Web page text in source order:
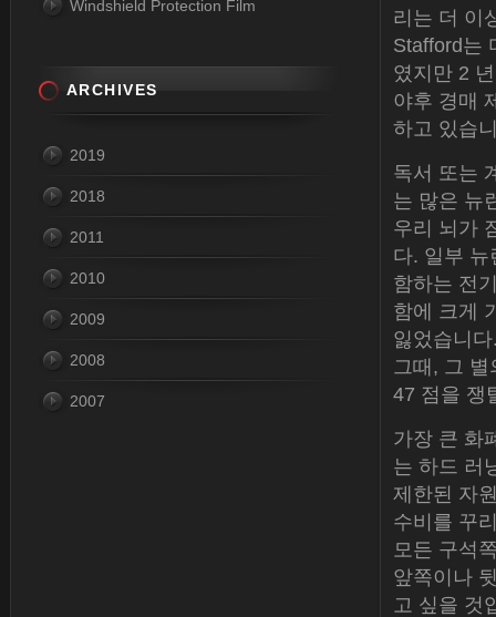
리는 더 이
Stafford는
였지만 2
야후 경매
하고 있습
독서 또는
는 많은 뉴
우리 뇌가
다. 일부
함하는 전
함에 크게
잃었습니
그때, 그 별
47 점을 쟁
가장 큰 화
는 하드 러
제한된 자
수비를 꾸
모든 구석
앞쪽이나
고 싶을 것
Windshield Protection Film
ARCHIVES
2019
2018
2011
2010
2009
2008
2007